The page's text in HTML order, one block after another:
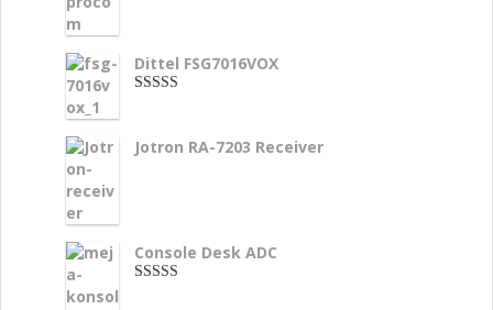
Dittel FSG7016VOX
Jotron RA-7203 Receiver
Console Desk ADC